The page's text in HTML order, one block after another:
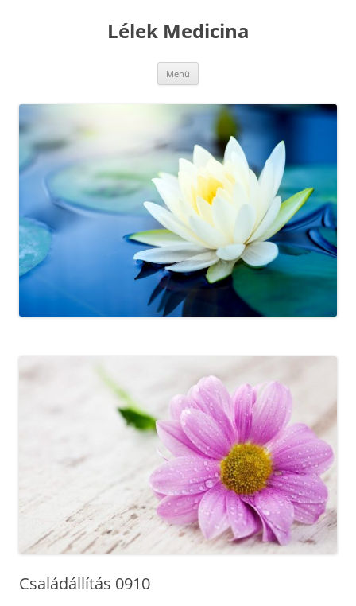
Lélek Medicina
Menü
Családállítás 0910